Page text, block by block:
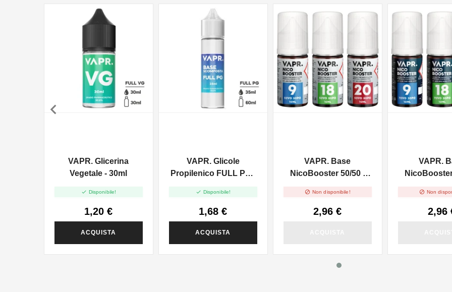
VAPR. Glicerina
Vegetale - 30ml
 Disponibile!
1,20 €
ACQUISTA
VAPR. Glicole
Propilenico FULL PG -
 Disponibile!
1,68 €
ACQUISTA
VAPR. Base
NicoBooster 50/50 -
 Non disponibile!
2,96 €
VAPR.
 Non
2,96
